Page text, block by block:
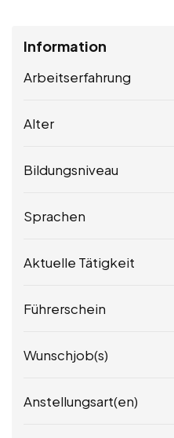
Information
Arbeitserfahrung
Alter
Bildungsniveau
Sprachen
Aktuelle Tätigkeit
Führerschein
Wunschjob(s)
Anstellungsart(en)